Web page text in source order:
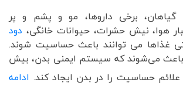
برخی داروها، مو و پشم و پر
هوا، نیش حشرات، حیوانات خانگی، دود
غذاها می توانند باعث حساسیت شوند.
باعث می‌شوند که سیستم ایمنی بدن، بیش
حساسیت را در بدن ایجاد کند. ادامه